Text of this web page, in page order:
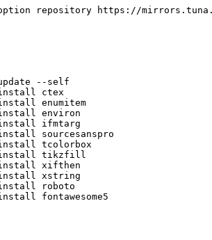
repository https://
--self
ctex
enumitem
environ
ifmtarg
sourcesanspro
tcolorbox
tikzfill
xifthen
xstring
roboto
fontawesome5